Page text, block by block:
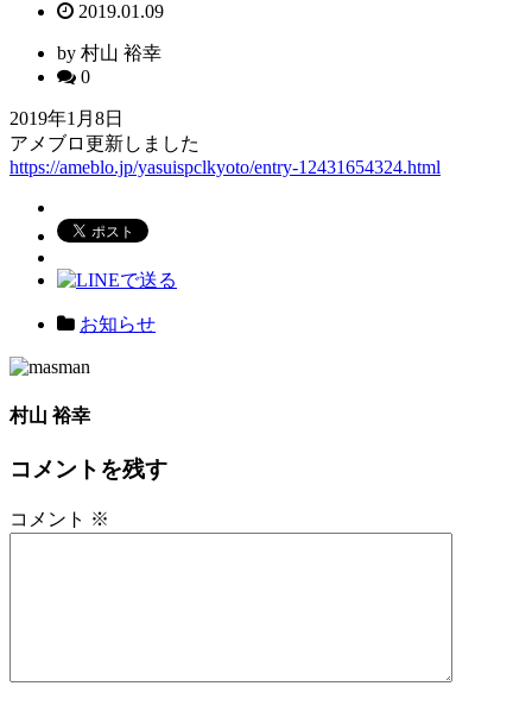
2019.01.09
by 村山 裕幸
0
2019年1月8日
アメブロ更新しました
https://ameblo.jp/yasuispclkyoto/entry-12431654324.html
お知らせ
村山 裕幸
コメントを残す
コメント ※